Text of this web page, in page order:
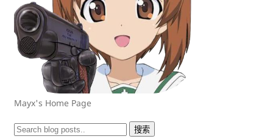
Mayx's Home Page